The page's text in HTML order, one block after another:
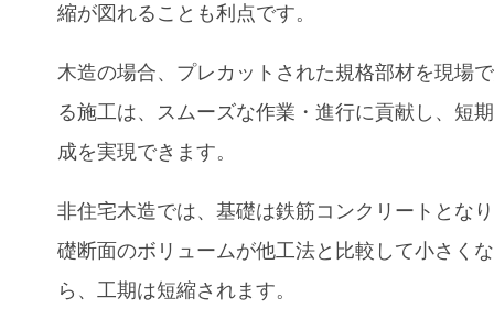
縮が図れることも利点です。
木造の場合、プレカットされた規格部材を現場
る施工は、スムーズな作業・進行に貢献し、短
成を実現できます。
非住宅木造では、基礎は鉄筋コンクリートとな
礎断面のボリュームが他工法と比較して小さく
ら、工期は短縮されます。